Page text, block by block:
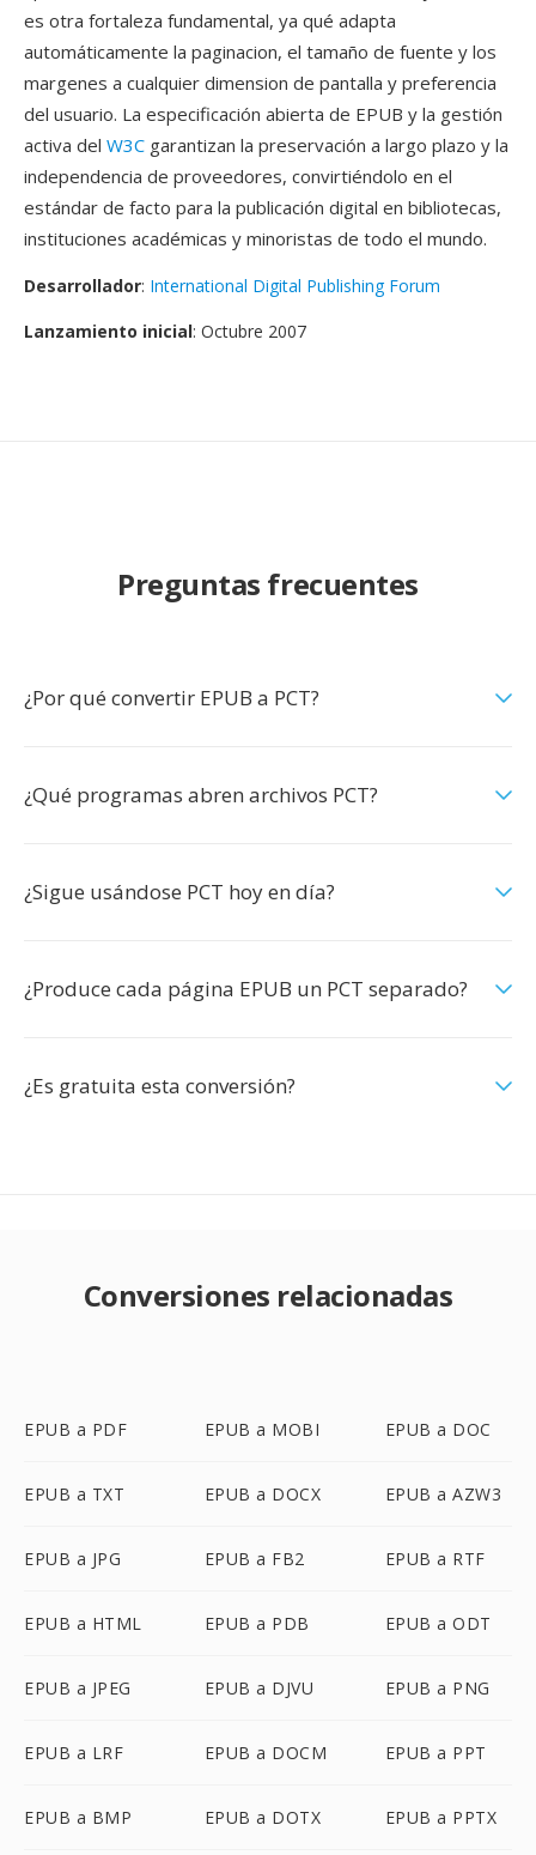
es otra fortaleza fundamental, ya qué adapta
automáticamente la paginacion, el tamaño de fuente y los
margenes a cualquier dimension de pantalla y preferencia
del usuario. La especificación abierta de EPUB y la gestión
activa del W3C garantizan la preservación a largo plazo y la
independencia de proveedores, convirtiéndolo en el
estándar de facto para la publicación digital en bibliotecas,
instituciones académicas y minoristas de todo el mundo.
Desarrollador: International Digital Publishing Forum
Lanzamiento inicial: Octubre 2007
Preguntas frecuentes
¿Por qué convertir EPUB a PCT?
¿Qué programas abren archivos PCT?
¿Sigue usándose PCT hoy en día?
¿Produce cada página EPUB un PCT separado?
¿Es gratuita esta conversión?
Conversiones relacionadas
EPUB a PDF EPUB a MOBI EPUB a DOC
EPUB a TXT EPUB a DOCX EPUB a AZW3
EPUB a JPG EPUB a FB2 EPUB a RTF
EPUB a HTML EPUB a PDB EPUB a ODT
EPUB a JPEG EPUB a DJVU EPUB a PNG
EPUB a LRF EPUB a DOCM EPUB a PPT
EPUB a BMP EPUB a DOTX EPUB a PPTX